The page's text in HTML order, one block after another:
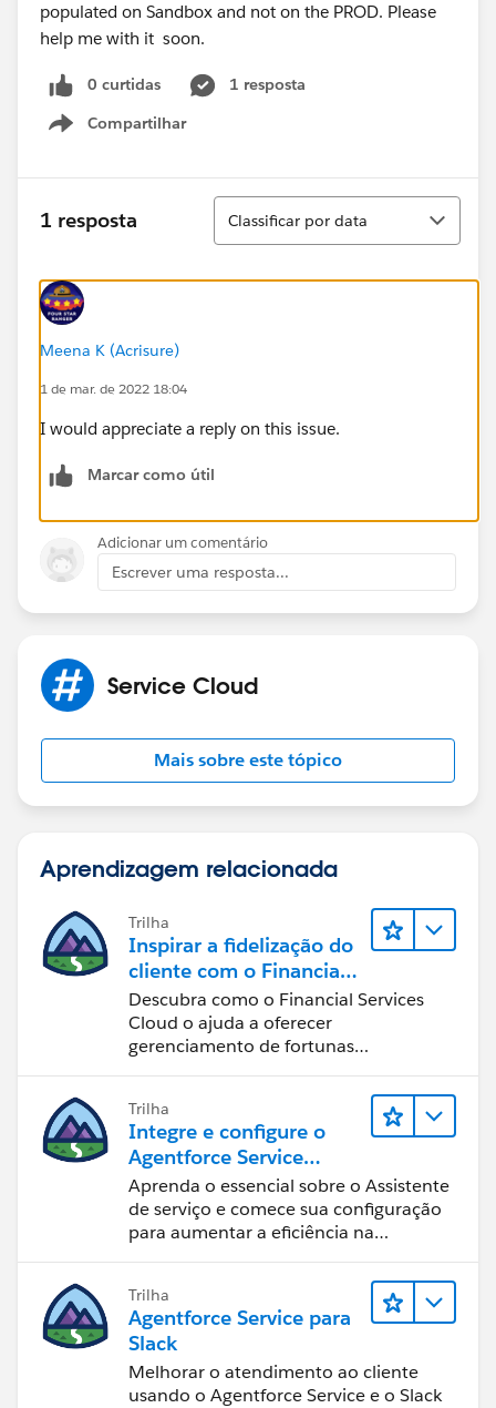
populated on Sandbox and not on the PROD. Please
help me with it soon.
0 curtidas
1 resposta
Compartilhar
Show menu
1 resposta
Classificar
Classificar por data
Meena K (Acrisure)
1 de mar. de 2022 18:04
I would appreciate a reply on this issue.
Marcar como útil
Adicionar um comentário
Escrever uma resposta...
Service Cloud
Mais sobre este tópico
Aprendizagem relacionada
Trilha
Inspirar a fidelização do
cliente com o Financial
Services Cloud
Descubra como o Financial Services
Cloud o ajuda a oferecer
gerenciamento de fortunas
Trilha
Integre e configure o
Agentforce Service
Assistant (Assistente de
serviço do Agentforce)
Aprenda o essencial sobre o Assistente
de serviço e comece sua configuração
para aumentar a eficiência na
Trilha
Agentforce Service para
Slack
Melhorar o atendimento ao cliente
usando o Agentforce Service e o Slack